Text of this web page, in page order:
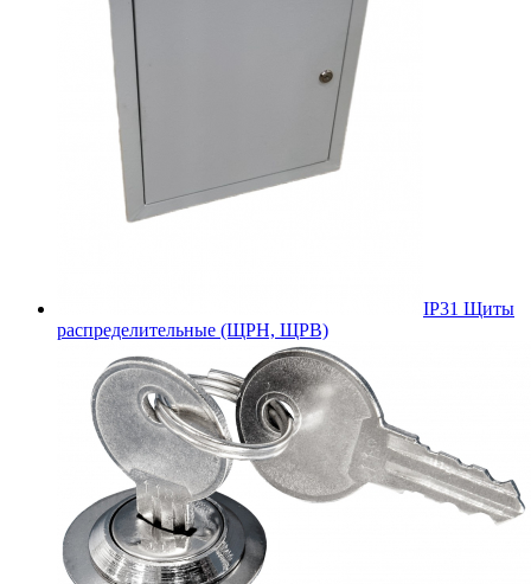
IP31 Щиты
распределительные (ЩРН, ЩРВ)